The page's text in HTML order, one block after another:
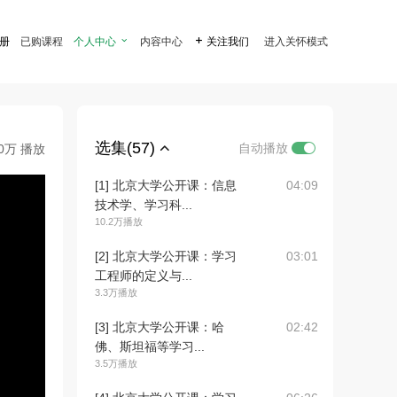
已购课程 个人中心  内容中心  关注我们 进入关怀模式
万 播放 选集(57) 自动播放
[1] 北京大学公开课：信息
技术学、学习科...
10.2万播放
04:09
[2] 北京大学公开课：学习
工程师的定义与...
3.3万播放
03:01
[3] 北京大学公开课：哈
佛、斯坦福等学习...
3.5万播放
02:42